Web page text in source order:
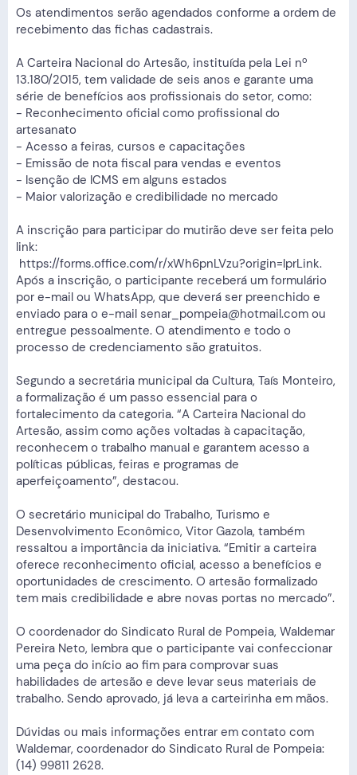
Os atendimentos serão agendados conforme a ordem de
recebimento das fichas cadastrais.
A Carteira Nacional do Artesão, instituída pela Lei nº
13.180/2015, tem validade de seis anos e garante uma
série de benefícios aos profissionais do setor, como:
- Reconhecimento oficial como profissional do
artesanato
- Acesso a feiras, cursos e capacitações
- Emissão de nota fiscal para vendas e eventos
- Isenção de ICMS em alguns estados
- Maior valorização e credibilidade no mercado
A inscrição para participar do mutirão deve ser feita pelo
link:
https://forms.office.com/r/xWh6pnLVzu?origin=lprLink.
Após a inscrição, o participante receberá um formulário
por e-mail ou WhatsApp, que deverá ser preenchido e
enviado para o e-mail senar_pompeia@hotmail.com ou
entregue pessoalmente. O atendimento e todo o
processo de credenciamento são gratuitos.
Segundo a secretária municipal da Cultura, Taís Monteiro,
a formalização é um passo essencial para o
fortalecimento da categoria. “A Carteira Nacional do
Artesão, assim como ações voltadas à capacitação,
reconhecem o trabalho manual e garantem acesso a
políticas públicas, feiras e programas de
aperfeiçoamento”, destacou.
O secretário municipal do Trabalho, Turismo e
Desenvolvimento Econômico, Vitor Gazola, também
ressaltou a importância da iniciativa. “Emitir a carteira
oferece reconhecimento oficial, acesso a benefícios e
oportunidades de crescimento. O artesão formalizado
tem mais credibilidade e abre novas portas no mercado”.
O coordenador do Sindicato Rural de Pompeia, Waldemar
Pereira Neto, lembra que o participante vai confeccionar
uma peça do início ao fim para comprovar suas
habilidades de artesão e deve levar seus materiais de
trabalho. Sendo aprovado, já leva a carteirinha em mãos.
Dúvidas ou mais informações entrar em contato com
Waldemar, coordenador do Sindicato Rural de Pompeia:
(14) 99811 2628.